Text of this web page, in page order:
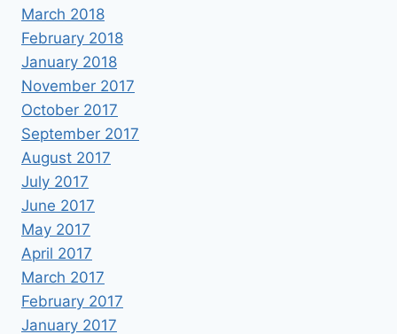
March 2018
February 2018
January 2018
November 2017
October 2017
September 2017
August 2017
July 2017
June 2017
May 2017
April 2017
March 2017
February 2017
January 2017